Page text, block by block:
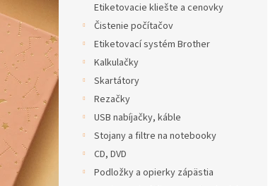
Etiketovacie kliešte a cenovky
Čistenie počítačov
Etiketovací systém Brother
Kalkulačky
Skartátory
Rezačky
USB nabíjačky, káble
Stojany a filtre na notebooky
CD, DVD
Podložky a opierky zápästia